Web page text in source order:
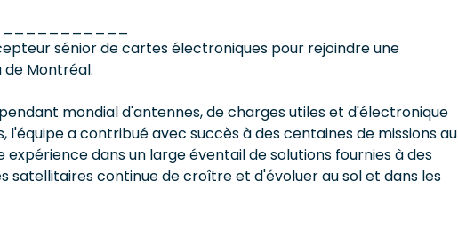
sénior de cartes électroniques pour rejoindre une
Montréal.
mondial d'antennes, de charges utiles et d'électronique
a contribué avec succès à des centaines de missions au
dans un large éventail de solutions fournies à des
satellitaires continue de croître et d'évoluer au sol et dans les